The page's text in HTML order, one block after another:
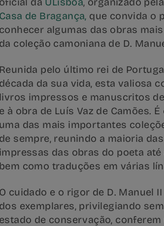
Casa de Bragança, que convida o
conhecer algumas das obras
da coleção camoniana de D.
Reunida pelo último rei de
década da sua vida, esta valiosa
livros impressos e manuscritos
e à obra de Luís Vaz de Camões.
uma das mais importantes
de sempre, reunindo a maioria
impressas das obras do poeta até
bem como traduções em várias
O cuidado e o rigor de D. Manuel
dos exemplares, privilegiando
estado de conservação,